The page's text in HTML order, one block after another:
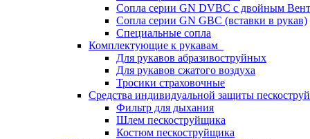
Сопла серии GN DVBC с двойным
Сопла серии GN GBC (вставки в рукав)
Специальные сопла
Комплектующие к рукавам
Для рукавов абразивоструйных
Для рукавов сжатого воздуха
Тросики страховочные
Средства индивидуальной защиты
Фильтр для дыхания
Шлем пескоструйщика
Костюм пескоструйщика